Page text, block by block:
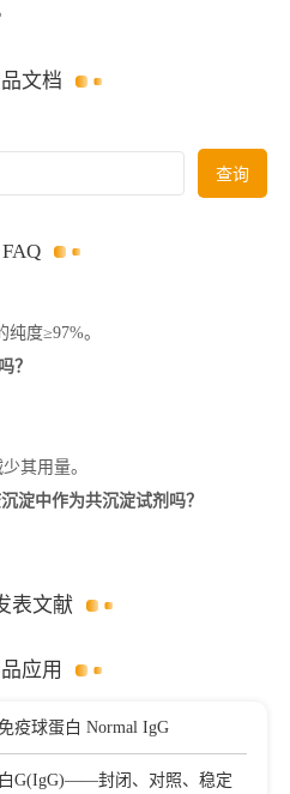
文档
查询
FAQ
度≥97%。
？
其用量。
淀中作为共沉淀试剂吗？
表文献
应用
疫球蛋白 Normal IgG
G(IgG)——封闭、对照、稳定